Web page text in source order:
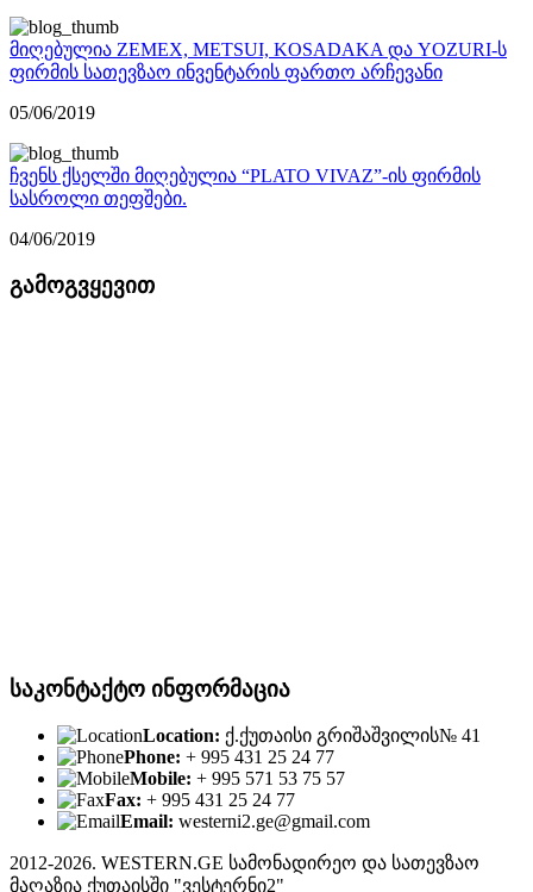
მიღებულია ZEMEX, METSUI, KOSADAKA და YOZURI-ს
ფირმის სათევზაო ინვენტარის ფართო არჩევანი
05/06/2019
ჩვენს ქსელში მიღებულია “PLATO VIVAZ”-ის ფირმის
სასროლი თეფშები.
04/06/2019
გამოგვყევით
საკონტაქტო ინფორმაცია
Location: ქ.ქუთაისი გრიშაშვილის№ 41
Phone: + 995 431 25 24 77
Mobile: + 995 571 53 75 57
Fax: + 995 431 25 24 77
Email: westerni2.ge@gmail.com
2012-2026. WESTERN.GE სამონადირეო და სათევზაო
მაღაზია ქუთაისში "ვესტერნი2"